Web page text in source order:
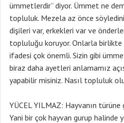
ümmetlerdir” diyor. Ümmet ne
topluluk. Mezela az önce
dişileri var, erkekleri var ve
topluluğu koruyor. Onlarla birlikte
ifadesi çok önemli. Sizin gibi
biraz daha ayetleri anlamamız
yapabilir misiniz. Nasıl topluluk
YÜCEL YILMAZ: Hayvanın
Yani bir çok hayvan gurup halinde